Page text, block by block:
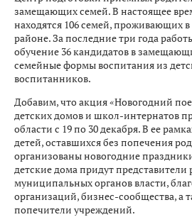
замещающих семей. В настоящее
находятся 106 семей, проживающих
районе. За последние три года
обучение 36 кандидатов в
семейные формы воспитания из
воспитанников.
Добавим, что акция «Новогодний
детских домов и школ-интернатов
области с 19 по 30 декабря. В ее
детей, оставшихся без попечения
организованы новогодние
детские дома придут представители
муниципальных органов власти,
организаций, бизнес-сообщества, а
попечители учреждений.